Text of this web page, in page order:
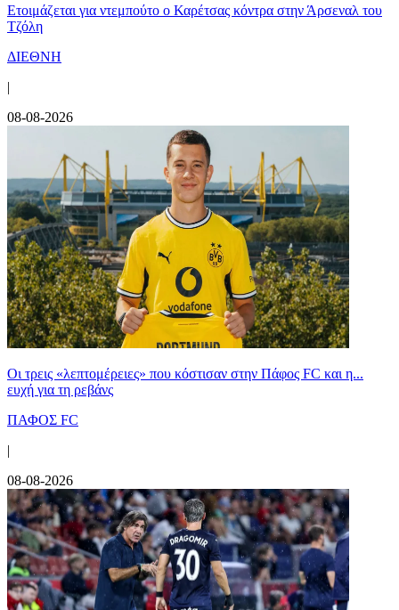
Ετοιμάζεται για ντεμπούτο ο Καρέτσας κόντρα στην Άρσεναλ του
Τζόλη
ΔΙΕΘΝΗ
|
08-08-2026
Οι τρεις «λεπτομέρειες» που κόστισαν στην Πάφος FC και η...
ευχή για τη ρεβάνς
ΠΑΦΟΣ FC
|
08-08-2026